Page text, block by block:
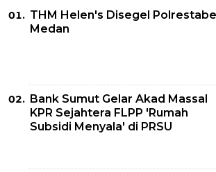
THM Helen's Disegel
Medan
Bank Sumut Gelar Akad Massal
KPR Sejahtera FLPP 'Rumah
Subsidi Menyala' di PRSU